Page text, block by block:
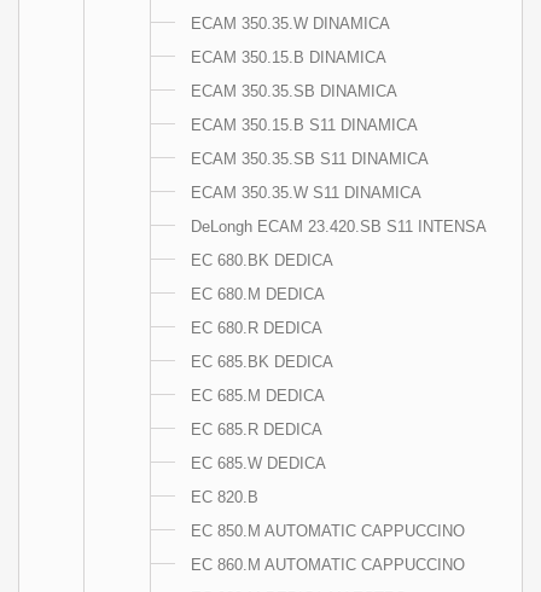
ECAM 350.35.W DINAMICA
ECAM 350.15.B DINAMICA
ECAM 350.35.SB DINAMICA
ECAM 350.15.B S11 DINAMICA
ECAM 350.35.SB S11 DINAMICA
ECAM 350.35.W S11 DINAMICA
DeLongh ECAM 23.420.SB S11 INTENSA
EC 680.BK DEDICA
EC 680.M DEDICA
EC 680.R DEDICA
EC 685.BK DEDICA
EC 685.M DEDICA
EC 685.R DEDICA
EC 685.W DEDICA
EC 820.B
EC 850.M AUTOMATIC CAPPUCCINO
EC 860.M AUTOMATIC CAPPUCCINO